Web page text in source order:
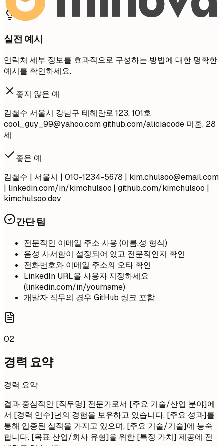
실전 예시
연락처 세부 정보를 효과적으로 구성하는 방법에 대한 명확한
예시를 확인하세요.
좋지 않은 예
김철수 서울시 강남구 테헤란로 123, 101호
cool_guy_99@yahoo.comgithub.com/aliciacode 미혼, 28
세
좋은 예
김철수 | 서울시 | 010-1234-5678 | kim.chulsoo@email.com
| linkedin.com/in/kimchulsoo | github.com/kimchulsoo |
kimchulsoo.dev
간단 팁
전문적인 이메일 주소 사용 (이름.성 형식)
음성 사서함이 설정되어 있고 전문적인지 확인
전화번호와 이메일 주소의 오타 확인
LinkedIn URL을 사용자 지정하세요
(linkedin.com/in/yourname)
개발자 직무의 경우 GitHub 링크 포함
02
경력 요약
경력 요약
결과 중심적인 [직무명] 전문가로서 [주요 기술/산업 분야]에
서 [경력 연수]년의 경험을 보유하고 있습니다. [주요 성과]를
통해 입증된 실적을 가지고 있으며, [주요 기술/기술]에 능숙
합니다. [목표 산업/회사 유형]을 위한 [특정 가치] 제공에 전